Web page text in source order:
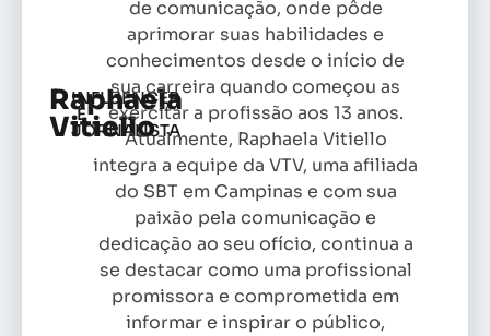
Raphaela
Vitiello
INFLUENCER
E
JORNALISTA
de comunicação, onde pôde
aprimorar suas habilidades e
conhecimentos desde o início de
sua carreira quando começou as
exercitar a profissão aos 13 anos.
Atualmente, Raphaela Vitiello
integra a equipe da VTV, uma afiliada
do SBT em Campinas e com sua
paixão pela comunicação e
dedicação ao seu ofício, continua a
se destacar como uma profissional
promissora e comprometida em
informar e inspirar o público,